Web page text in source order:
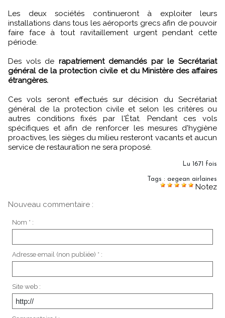
Les deux sociétés continueront à exploiter leurs
installations dans tous les aéroports grecs afin de pouvoir
faire face à tout ravitaillement urgent pendant cette
période.
Des vols de rapatriement demandés par le Secrétariat
général de la protection civile et du Ministère des affaires
étrangères.
Ces vols seront effectués sur décision du Secrétariat
général de la protection civile et selon les critères ou
autres conditions fixés par l'État. Pendant ces vols
spécifiques et afin de renforcer les mesures d'hygiène
proactives, les sièges du milieu resteront vacants et aucun
service de restauration ne sera proposé.
Lu 1671 fois
Tags : aegean airlaines
Notez
Nouveau commentaire :
Nom * :
Adresse email (non publiée) * :
Site web :